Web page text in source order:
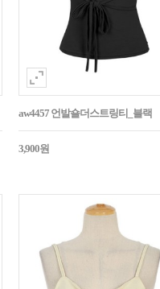
aw4457 언발숄더스트링티_블랙
3,900원